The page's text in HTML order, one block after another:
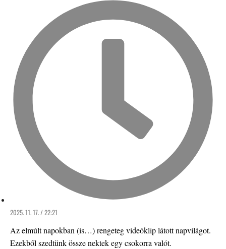
2025. 11. 17. / 22:21
Az elmúlt napokban (is…) rengeteg videóklip látott napvilágot.
Ezekből szedtünk össze nektek egy csokorra valót.